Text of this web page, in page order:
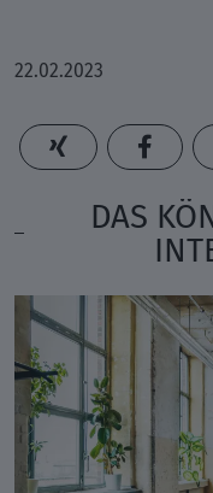
22.02.2023
DAS